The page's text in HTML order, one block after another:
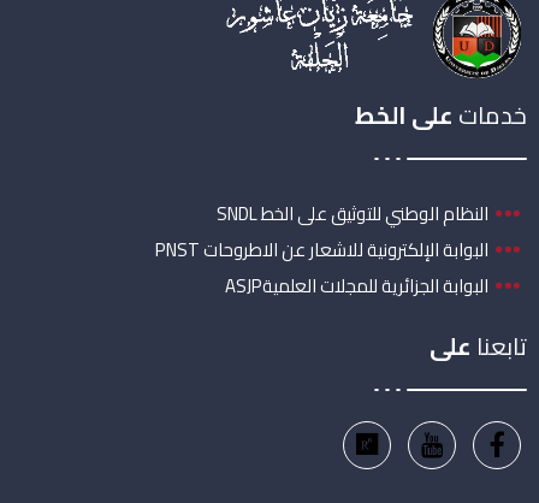
خدماتعلى الخط
النظام الوطني للتوثيق على الخط SNDL
البوابة الإلكترونية للاشعار عن الاطروحات PNST
البوابة الجزائرية للمجلات العلميةASJP
تابعنا على